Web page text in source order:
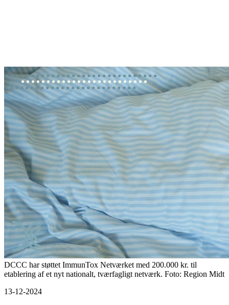
DCCC har støttet ImmunTox Netværket med 200.000 kr. til
etablering af et nyt nationalt, tværfagligt netværk. Foto: Region Midt
13-12-2024